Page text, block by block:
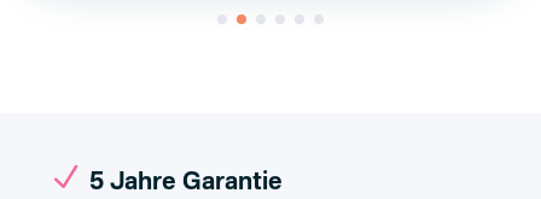
N 5 Jahre Garantie